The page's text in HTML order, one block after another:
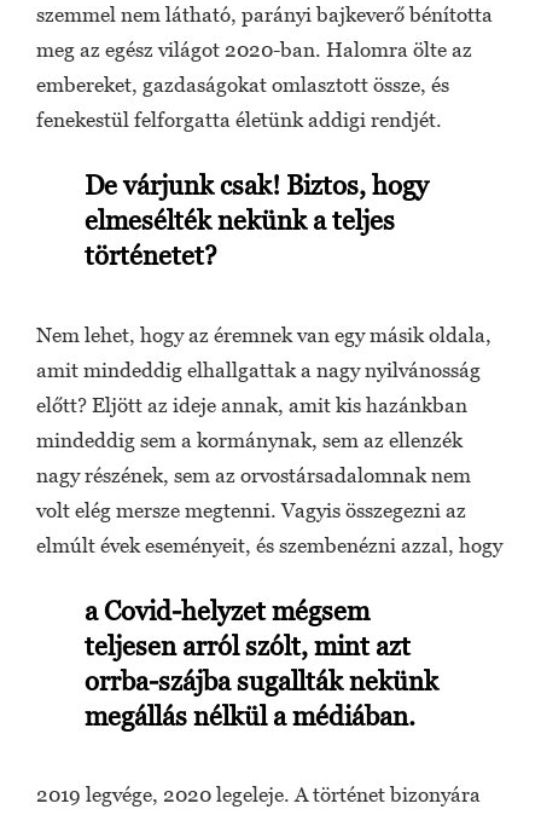
szemmel nem látható, parányi bajkeverő bénította
meg az egész világot 2020-ban. Halomra ölte az
embereket, gazdaságokat omlasztott össze, és
fenekestül felforgatta életünk addigi rendjét.
De várjunk csak! Biztos, hogy
elmesélték nekünk a teljes
történetet?
Nem lehet, hogy az éremnek van egy másik oldala,
amit mindeddig elhallgattak a nagy nyilvánosság
előtt? Eljött az ideje annak, amit kis hazánkban
mindeddig sem a kormánynak, sem az ellenzék
nagy részének, sem az orvostársadalomnak nem
volt elég mersze megtenni. Vagyis összegezni az
elmúlt évek eseményeit, és szembenézni azzal, hogy
a Covid-helyzet mégsem
teljesen arról szólt, mint azt
orrba-szájba sugallták nekünk
megállás nélkül a médiában.
2019 legvége, 2020 legeleje. A történet bizonyára